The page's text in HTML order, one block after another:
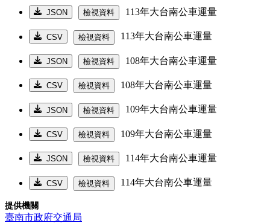
JSON 檢視資料 113年大台南公車運量
CSV 檢視資料 113年大台南公車運量
JSON 檢視資料 108年大台南公車運量
CSV 檢視資料 108年大台南公車運量
JSON 檢視資料 109年大台南公車運量
CSV 檢視資料 109年大台南公車運量
JSON 檢視資料 114年大台南公車運量
CSV 檢視資料 114年大台南公車運量
提供機關
臺南市政府交通局